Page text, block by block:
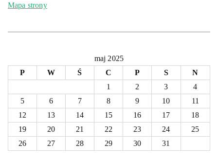
Mapa strony
maj 2025
P
W Ś C P S
N
1
2 3
4
5
6 7 8 9 10
11
12
13 14 15 16 17
18
19
20 21 22 23 24
25
26
27 28 29 30 31